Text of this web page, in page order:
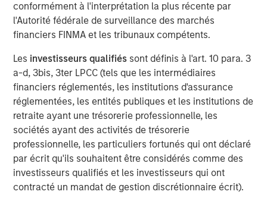
conformément à l'interprétation la plus récente par
l'Autorité fédérale de surveillance des marchés
financiers FINMA et les tribunaux compétents.
Les investisseurs qualifiés sont définis à l'art. 10 para. 3
a-d, 3bis, 3ter LPCC (tels que les intermédiaires
financiers réglementés, les institutions d'assurance
réglementées, les entités publiques et les institutions de
retraite ayant une trésorerie professionnelle, les
sociétés ayant des activités de trésorerie
professionnelle, les particuliers fortunés qui ont déclaré
par écrit qu'ils souhaitent être considérés comme des
investisseurs qualifiés et les investisseurs qui ont
contracté un mandat de gestion discrétionnaire écrit).
Video
Tony Charles, Head of Research and Strategy for Global
Real Assets, recently sat down with Brian Niles, Co-Head
of MSREI and Co-Head of NHREF to discuss the outlook
for real estate and what it takes to succeed in today's
complex environment.
Morgan Stanley Real Estate Investing
Morgan Stanley Real Estate Investing (MSREI) manages
global value-add / opportunistic and regional core / core-
plus real estate investment strategies. The team's